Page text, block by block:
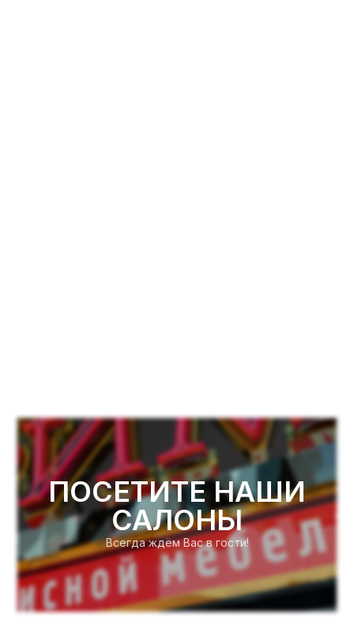
ПОСЕТИТЕ НАШИ
САЛОНЫ
Всегда ждём Вас в гости!